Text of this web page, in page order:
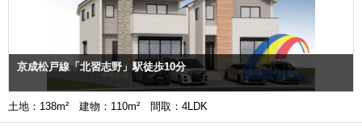
京成松戸線「北習志野」駅徒歩10分
土地：138m² 建物：110m² 間取：4LDK